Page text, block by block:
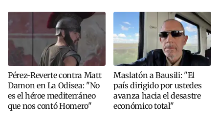
Pérez-Reverte contra Matt
Damon en La Odisea: "No
es el héroe mediterráneo
que nos contó Homero"
Maslatón a Bausili: "El
país dirigido por ustedes
avanza hacia el desastre
económico total"